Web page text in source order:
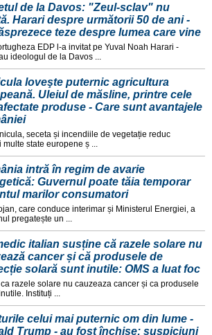
de la Davos: "Zeul-sclav" nu
Harari despre următorii 50 de ani -
teze despre lumea care vine
EDP l-a invitat pe Yuval Noah Harari -
ideologul de la Davos ...
loveşte puternic agricultura
Uleiul de măsline, printre cele
produse - Care sunt avantajele
seceta și incendiile de vegetație reduc
state europene ș ...
intră în regim de avarie
Guvernul poate tăia temporar
marilor consumatori
care conduce interimar și Ministerul Energiei, a
pregatește un ...
italian susține că razele solare nu
cancer și că produsele de
solară sunt inutile: OMS a luat foc
razele solare nu cauzeaza cancer și ca produsele
Instituți ...
celui mai puternic om din lume -
Trump - au fost închise: suspiciuni